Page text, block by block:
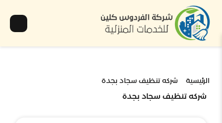
الرئيسية شركه تنظيف سجاد بجدة
شركه تنظيف سجاد بجدة